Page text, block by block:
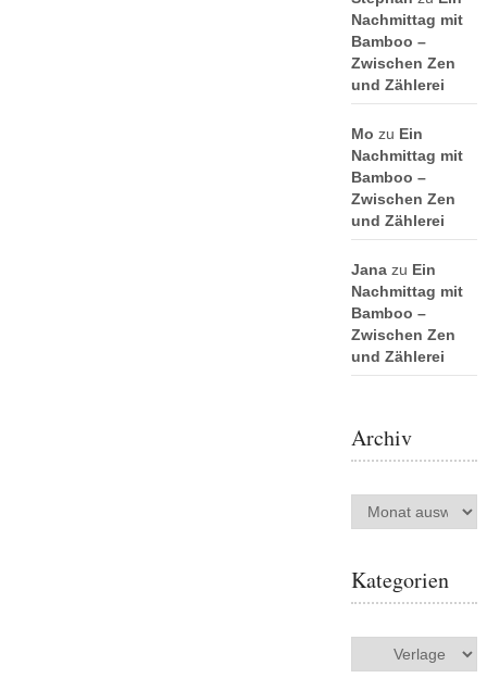
Nachmittag mit
Bamboo –
Zwischen Zen
und Zählerei
Mo zu Ein
Nachmittag mit
Bamboo –
Zwischen Zen
und Zählerei
Janazu Ein
Nachmittag mit
Bamboo –
Zwischen Zen
und Zählerei
Archiv
Archiv
Kategorien
Kategorien